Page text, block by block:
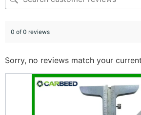
0 of 0 reviews
Sorry, no reviews match your